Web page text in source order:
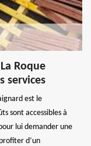
Roque
services
est le
sont accessibles à
lui demander une
d’un